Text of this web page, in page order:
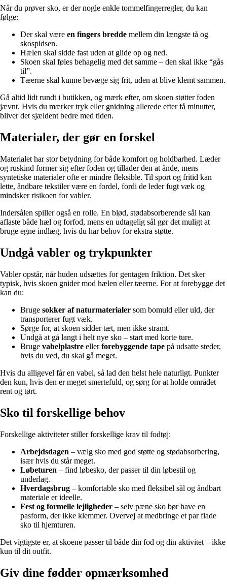
Når du prøver sko, er der nogle enkle tommelfingerregler, du kan
følge:
Der skal være en fingers bredde mellem din længste tå og
skospidsen.
Hælen skal sidde fast uden at glide op og ned.
Skoen skal føles behagelig med det samme – den skal ikke “gås
til”.
Tæerne skal kunne bevæge sig frit, uden at blive klemt sammen.
Gå altid lidt rundt i butikken, og mærk efter, om skoen støtter foden
jævnt. Hvis du mærker tryk eller gnidning allerede efter få minutter,
bliver det sjældent bedre med tiden.
Materialer, der gør en forskel
Materialet har stor betydning for både komfort og holdbarhed. Læder
og ruskind former sig efter foden og tillader den at ånde, mens
syntetiske materialer ofte er mindre fleksible. Til sport og fritid kan
lette, åndbare tekstiler være en fordel, fordi de leder fugt væk og
mindsker risikoen for vabler.
Indersålen spiller også en rolle. En blød, stødabsorberende sål kan
aflaste både hæl og forfod, mens en udtagelig sål gør det muligt at
bruge egne indlæg, hvis du har behov for ekstra støtte.
Undgå vabler og trykpunkter
Vabler opstår, når huden udsættes for gentagen friktion. Det sker
typisk, hvis skoen gnider mod hælen eller tæerne. For at forebygge det
kan du:
Bruge sokker af naturmaterialer som bomuld eller uld, der
transporterer fugt væk.
Sørge for, at skoen sidder tæt, men ikke stramt.
Undgå at gå langt i helt nye sko – start med korte ture.
Bruge vabelplastre ellerforebyggende tape på udsatte steder,
hvis du ved, du skal gå meget.
Hvis du alligevel får en vabel, så lad den helst hele naturligt. Punkter
den kun, hvis den er meget smertefuld, og sørg for at holde området
rent og tørt.
Sko til forskellige behov
Forskellige aktiviteter stiller forskellige krav til fodtøj:
Arbejdsdagen – vælg sko med god støtte og stødabsorbering,
især hvis du står meget.
Løbeturen – find løbesko, der passer til din løbestil og
underlag.
Hverdagsbrug – komfortable sko med fleksibel sål og åndbart
materiale er ideelle.
Fest og formelle lejligheder – selv pæne sko bør have en
pasform, der ikke klemmer. Overvej at medbringe et par flade
sko til hjemturen.
Det vigtigste er, at skoene passer til både din fod og din aktivitet – ikke
kun til dit outfit.
Giv dine fødder opmærksomhed